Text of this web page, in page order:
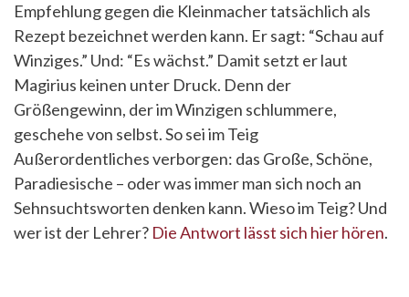
Empfehlung gegen die Kleinmacher tatsächlich als
Rezept bezeichnet werden kann. Er sagt: “Schau auf
Winziges.” Und: “Es wächst.” Damit setzt er laut
Magirius keinen unter Druck. Denn der
Größengewinn, der im Winzigen schlummere,
geschehe von selbst. So sei im Teig
Außerordentliches verborgen: das Große, Schöne,
Paradiesische – oder was immer man sich noch an
Sehnsuchtsworten denken kann. Wieso im Teig? Und
wer ist der Lehrer? Die Antwort lässt sich hier hören.